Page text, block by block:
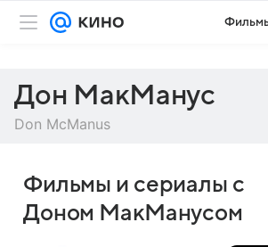
Дон МакМанус
Don McManus
Фильмы и сериалы с
Доном МакМанусом